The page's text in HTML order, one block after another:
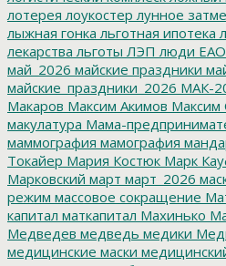
лотерея лоукостер лунное
лыжная гонка льготная ипотека
лекарства льготы ЛЭП люди ЕАО
май_2026 майские праздники
майские_праздники_2026 МАК-
Макаров Максим Акимов Максим
макулатура Мама-
маммография мамография
Токайер Мария Костюк Марк
Марковский март март_2026
режим массовое сокращение
капитал маткапитал Махинько
Медведев медведь медики
медицинские маски